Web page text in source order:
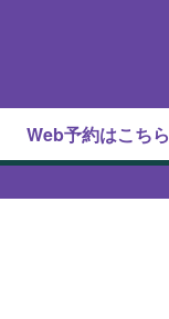
Web予約はこちら